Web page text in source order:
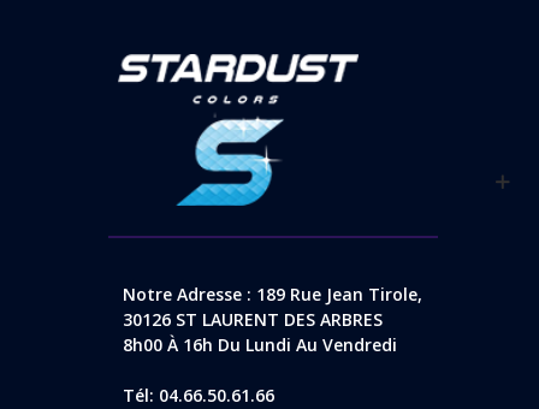
Notre Adresse : 189 Rue Jean Tirole,
30126 ST LAURENT DES ARBRES
8h00 À 16h Du Lundi Au Vendredi
Tél: 04.66.50.61.66